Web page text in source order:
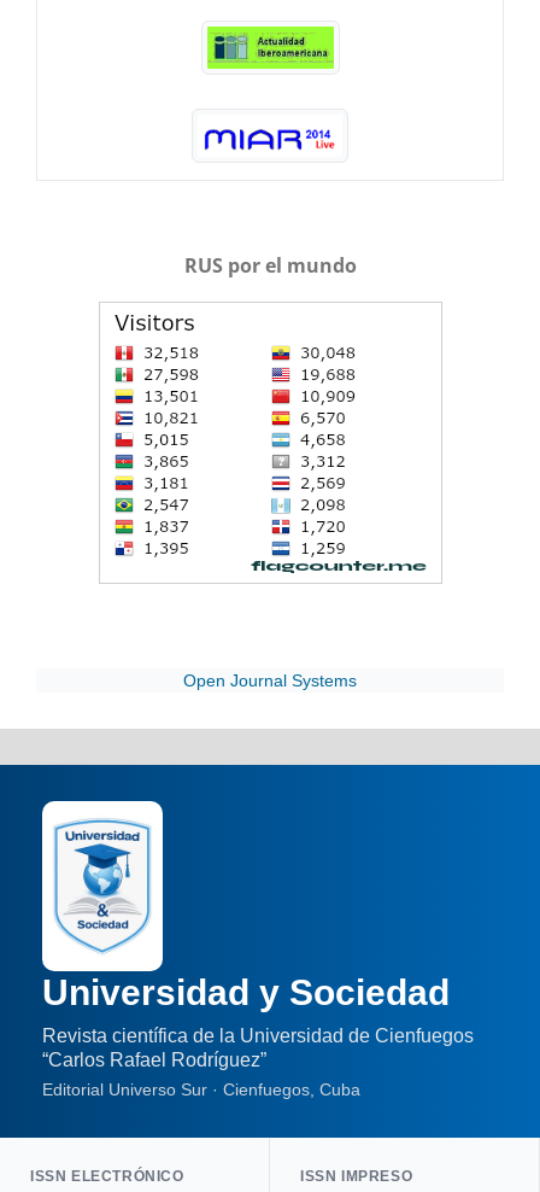
RUS por el mundo
Open Journal Systems
Universidad y Sociedad
Revista científica de la Universidad de Cienfuegos
“Carlos Rafael Rodríguez”
Editorial Universo Sur · Cienfuegos, Cuba
ISSN ELECTRÓNICO ISSN IMPRESO